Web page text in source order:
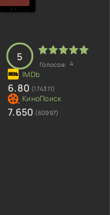
5
Голосов: 4
6.80 (174311)
7.650 (60997)